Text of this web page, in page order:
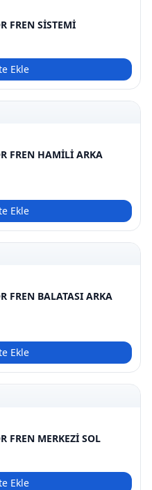
FREN SİSTEMİ
Ekle
FREN HAMİLİ ARKA
Ekle
FREN BALATASI ARKA
Ekle
FREN MERKEZİ SOL
Ekle